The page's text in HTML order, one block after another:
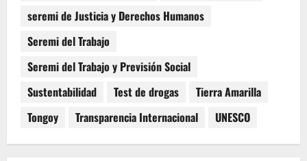
seremi de Justicia y Derechos Humanos
Seremi del Trabajo
Seremi del Trabajo y Previsión Social
Sustentabilidad
Test de drogas
Tierra Amarilla
Tongoy
Transparencia Internacional UNESCO